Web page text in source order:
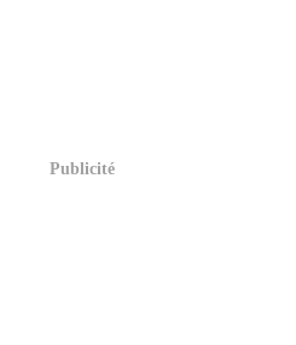
Publicité